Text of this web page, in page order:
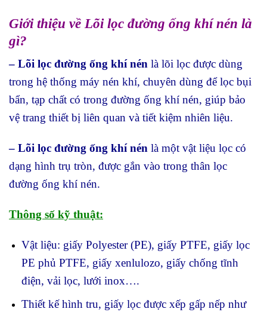
Giới thiệu về Lõi lọc đường ống khí nén là
gì?
– Lõi lọc đường ống khí nén là lõi lọc được dùng
trong hệ thống máy nén khí, chuyên dùng để lọc bụi
bẩn, tạp chất có trong đường ống khí nén, giúp bảo
vệ trang thiết bị liên quan và tiết kiệm nhiên liệu.
– Lõi lọc đường ống khí nén là một vật liệu lọc có
dạng hình trụ tròn, được gắn vào trong thân lọc
đường ống khí nén.
Thông số kỹ thuật:
Vật liệu: giấy Polyester (PE), giấy PTFE, giấy lọc
PE phủ PTFE, giấy xenlulozo, giấy chống tĩnh
điện, vải lọc, lưới inox….
Thiết kế hình tru, giấy lọc được xếp gấp nếp như